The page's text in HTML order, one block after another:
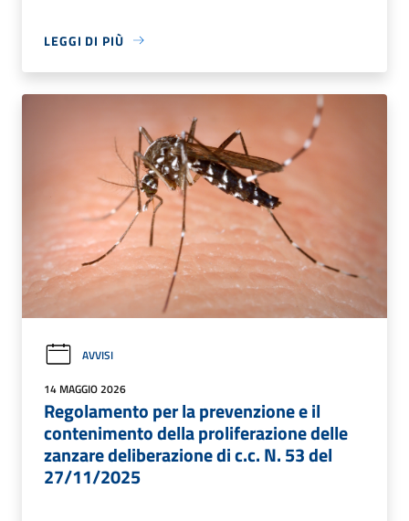
LEGGI DI PIÙ
AVVISI
14 MAGGIO 2026
Regolamento per la prevenzione e il
contenimento della proliferazione delle
zanzare deliberazione di c.c. N. 53 del
27/11/2025